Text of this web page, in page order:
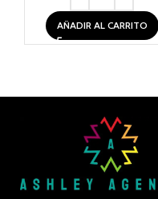
AÑADIR AL CARRITO